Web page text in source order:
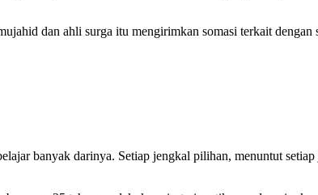
dan ahli surga itu mengirimkan somasi terkait
banyak darinya. Setiap jengkal pilihan, menuntut